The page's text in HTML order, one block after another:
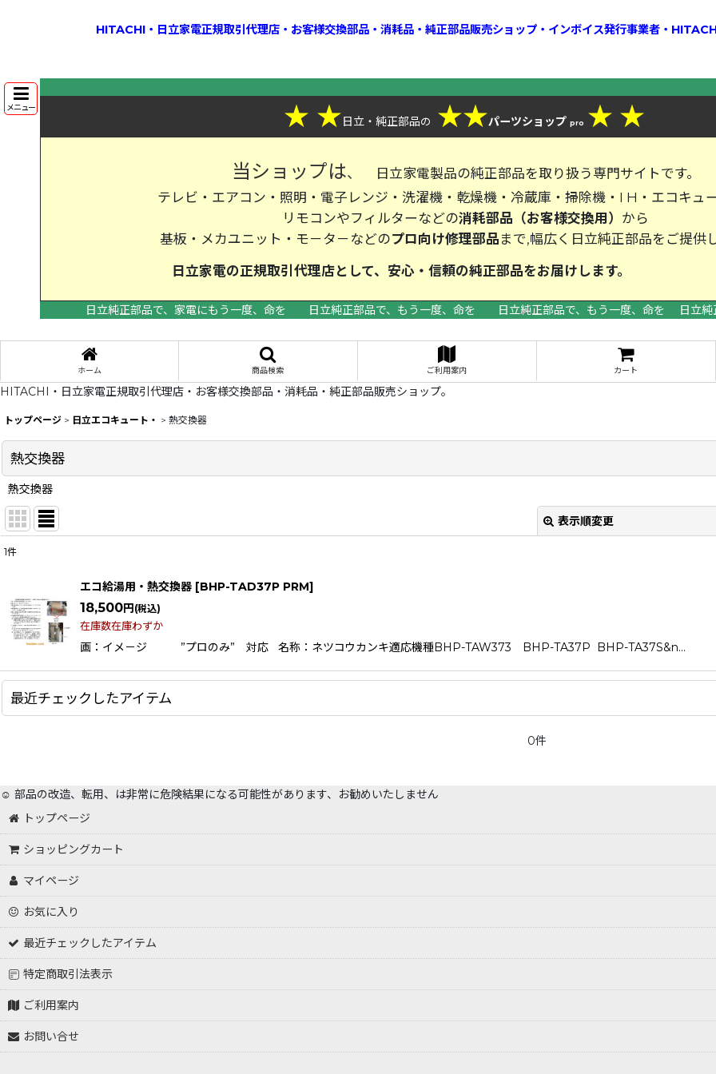
HITACHI・日立家電正規取引代理店・お客様交換部品・消耗品・純正部品販売ショップ・インボイス発行事業者・
メニュー ★ ★日立・純正部品の ★★パーツショップ pro ★ ★
当ショップは、
日立家電製品の純正部品を取り扱う専門サイトです。
テレビ・エアコン・照明・電子レンジ・洗濯機・乾燥機・冷蔵庫・掃除機・I H・エコキュ
リモコンやフィルターなどの消耗部品（お客様交換用） から
基板・メカユニット・モ－タ－などのプロ向け修理部品 まで,幅広く日立純正部品をご提供
日立家電の正規取引代理店として、安心・信頼の純正部品をお届
日立純正部品で、家電にもう一度、命を
日立純正部品で、もう一度、命を 日立純正部品で、もう一度、命を 日立純
ホーム 商品検索 ご利用案内 カート
HITACHI・日立家電正規取引代理店・お客様交換部品・消耗品・純正部品販売ショップ。
トップページ > 日立エコキュート・ > 熱交換器
熱交換器
熱交換器
表示順変更
在庫あり
並び順:
絞り込む
1件
エコ給湯用・熱交換器 [BHP-TAD37P PRM]
18,500円 (税込)
在庫数在庫わずか
画：イメ－ジ ”プロのみ” 対応 名称：ネツコウカンキ適応機種BHP-TAW373 BHP-TA37P BHP-TA37S&n…
最近チェックしたアイテム
0件
☺️ 部品の改造、転用、は非常に危険結果になる可能性があります、お勧めいたしません
トップページ
ショッピングカート
マイページ
お気に入り
最近チェックしたアイテム
特定商取引法表示
ご利用案内
お問い合せ